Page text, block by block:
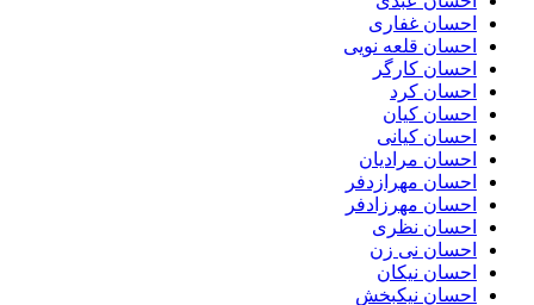
احسان غفاری
احسان قلعه نویی
احسان کارگر
احسان کرد
احسان کیان
احسان کیانی
احسان مرادیان
احسان مهرازدفر
احسان مهرزادفر
احسان نظری
احسان نی زن
احسان نیکان
احسان نیکبخش